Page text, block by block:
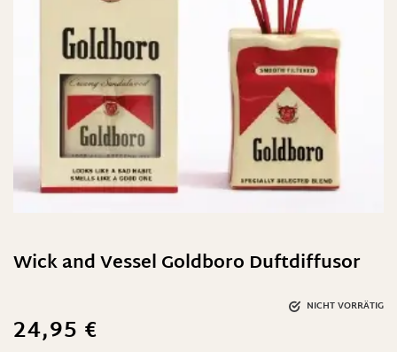
Wick and Vessel Goldboro Duftdiffusor
NICHT VORRÄTIG
24,95 €